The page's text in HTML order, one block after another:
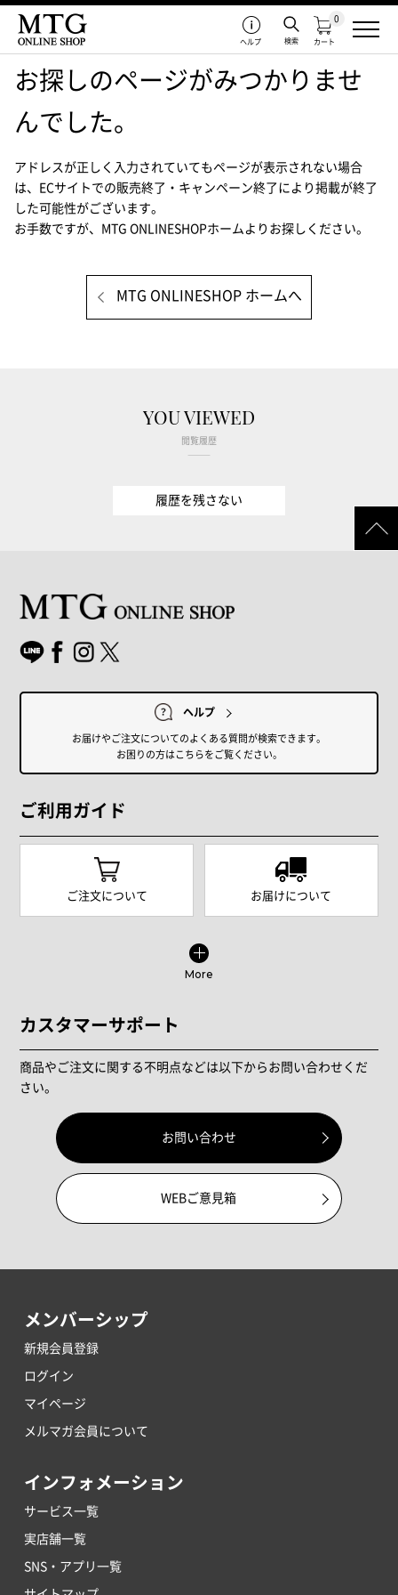
カート
0
検索
ヘルプ
お探しのページがみつかりませ
んでした。
アドレスが正しく入力されていてもページが表示されない場合
は、
ECサイトでの販売終了・キャンペーン終了により掲載が終了
した可能性がございます。
お手数ですが、MTG ONLINESHOPホームよりお探しください。
MTG ONLINESHOP ホームへ
YOU VIEWED
閲覧履歴
履歴を残さない
ヘルプ
お届けやご注文についてのよくある質問が検索できます。
お困りの方はこちらをご覧ください。
ご利用ガイド
ご注文について お届けについて
More
カスタマーサポート
商品やご注文に関する不明点などは以下からお問い合わせくだ
さい。
お問い合わせ
WEBご意見箱
メンバーシップ
新規会員登録
ログイン
マイページ
メルマガ会員について
インフォメーション
サービス一覧
実店舗一覧
SNS・アプリ一覧